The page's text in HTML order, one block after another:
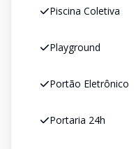
Piscina Coletiva
Playground
Portão Eletrônico
Portaria 24h